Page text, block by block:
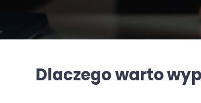
Dlaczego warto